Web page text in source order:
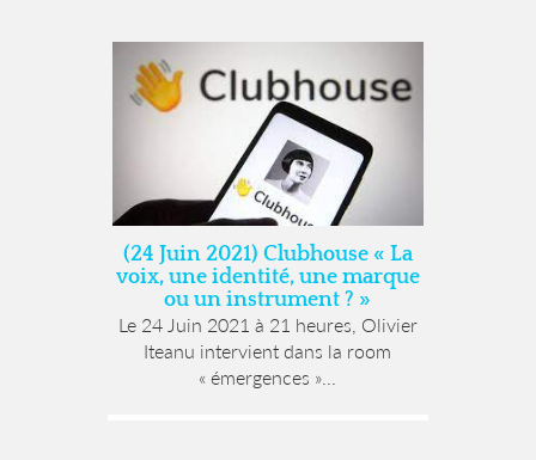
(24 Juin 2021) Clubhouse « La
voix, une identité, une marque
ou un instrument ? »
Le 24 Juin 2021 à 21 heures, Olivier
Iteanu intervient dans la room
« émergences »...